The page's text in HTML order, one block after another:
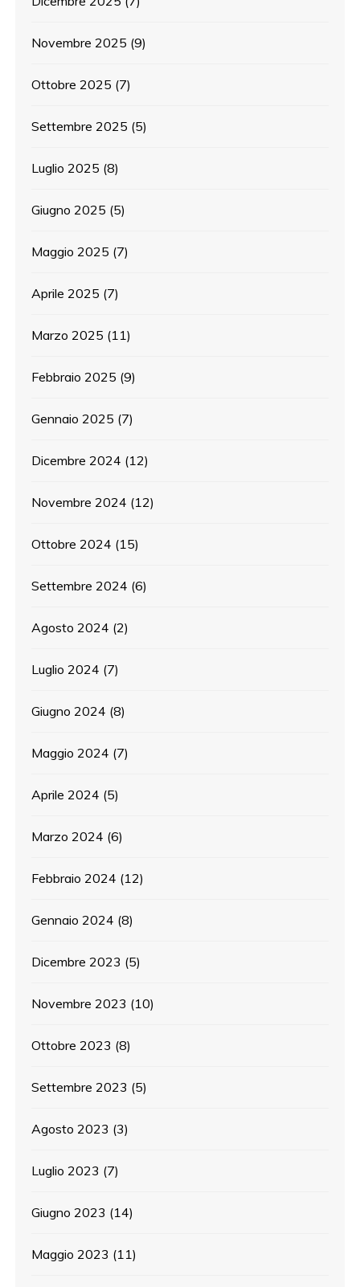
Novembre 2025 (9)
Ottobre 2025 (7)
Settembre 2025 (5)
Luglio 2025 (8)
Giugno 2025 (5)
Maggio 2025 (7)
Aprile 2025 (7)
Marzo 2025 (11)
Febbraio 2025 (9)
Gennaio 2025 (7)
Dicembre 2024 (12)
Novembre 2024 (12)
Ottobre 2024 (15)
Settembre 2024 (6)
Agosto 2024 (2)
Luglio 2024 (7)
Giugno 2024 (8)
Maggio 2024 (7)
Aprile 2024 (5)
Marzo 2024 (6)
Febbraio 2024 (12)
Gennaio 2024 (8)
Dicembre 2023 (5)
Novembre 2023 (10)
Ottobre 2023 (8)
Settembre 2023 (5)
Agosto 2023 (3)
Luglio 2023 (7)
Giugno 2023 (14)
Maggio 2023 (11)